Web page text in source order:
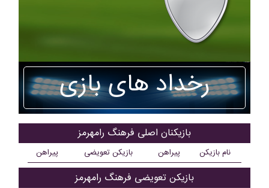
رخداد های بازی
بازیکنان اصلی فرهنگ رامهرمز
نام بازیکن پیراهن بازیکن تعویضی پیراهن
بازیکن تعویضی فرهنگ رامهرمز